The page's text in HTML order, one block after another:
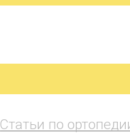
Статьи по